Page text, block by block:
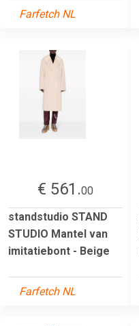
Farfetch NL
€ 561.00
standstudio STAND
STUDIO Mantel van
imitatiebont - Beige
Farfetch NL